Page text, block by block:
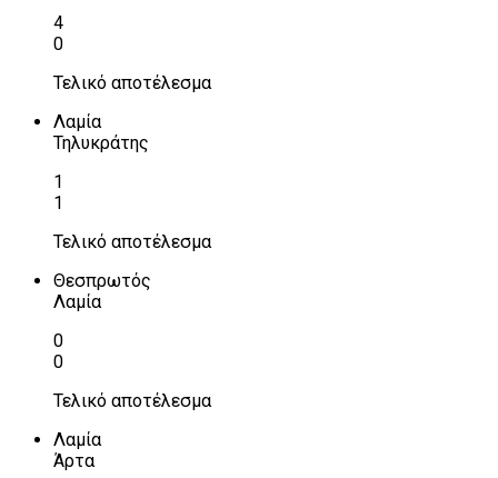
4
0
Τελικό αποτέλεσμα
Λαμία
Τηλυκράτης
1
1
Τελικό αποτέλεσμα
Θεσπρωτός
Λαμία
0
0
Τελικό αποτέλεσμα
Λαμία
Άρτα